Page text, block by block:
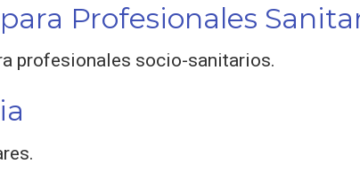
Profesionales
profesionales socio-sanitarios.